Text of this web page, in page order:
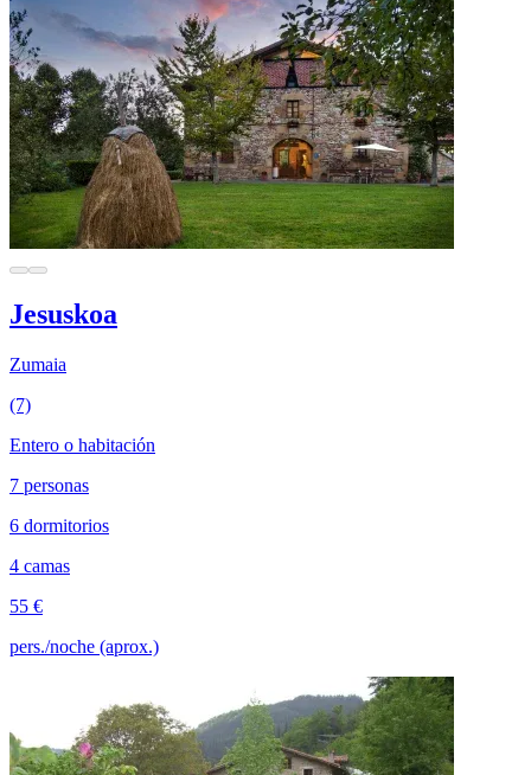
Jesuskoa
Zumaia
(7)
Entero o habitación
7 personas
6 dormitorios
4 camas
55 €
pers./noche (aprox.)